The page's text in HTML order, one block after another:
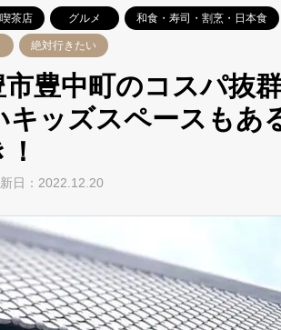
茶店 グルメ 和食・寿司・割烹・日本食
絶対行きたい
豊中町のコスパ抜
キッズスペースもあ
日：2022.12.20